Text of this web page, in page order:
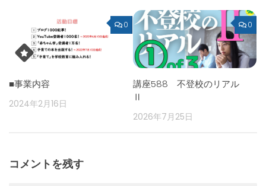
0
■事業内容
2024年2月16日
0
講座588 不登校のリアル
Ⅱ
2026年7月25日
コメントを残す